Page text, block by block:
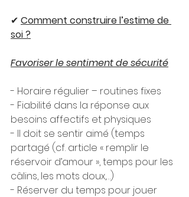
✔ Comment construire l’estime de
soi ?
Favoriser le sentiment de sécurité
- Horaire régulier – routines fixes
- Fiabilité dans la réponse aux
besoins affectifs et physiques
- Il doit se sentir aimé (temps
partagé (cf. article « remplir le
réservoir d’amour », temps pour les
câlins, les mots doux,…)
- Réserver du temps pour jouer